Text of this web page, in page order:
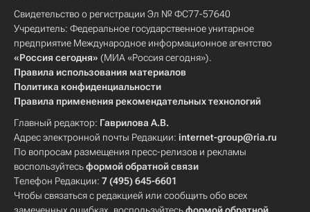
Свидетельство о регистрации Эл № ФС77-57640
Учредитель: Федеральное государственное унитарное
предприятие Международное информационное агентство
«Россия сегодня» (МИА «Россия сегодня»).
Правила использования материалов
Политика конфиденциальности
Правила применения рекомендательных технологий
Главный редактор: Гаврилова А.В.
Адрес электронной почты Редакции: internet-group@ria.ru
По вопросам размещения пресс-релизов и рекламы
воспользуйтесьформой обратной связи
Телефон Редакции: 7 (495) 645-6601
Чтобы связаться с редакцией или сообщить обо всех